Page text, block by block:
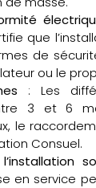
que
de
ou le
: Les
3 et 6
le
Consuel.
en service